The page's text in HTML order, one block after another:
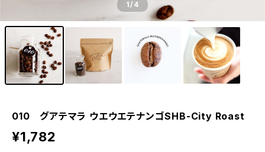
1/4
010 グアテマラ ウエウエテナンゴSHB-City Roast
¥1,782